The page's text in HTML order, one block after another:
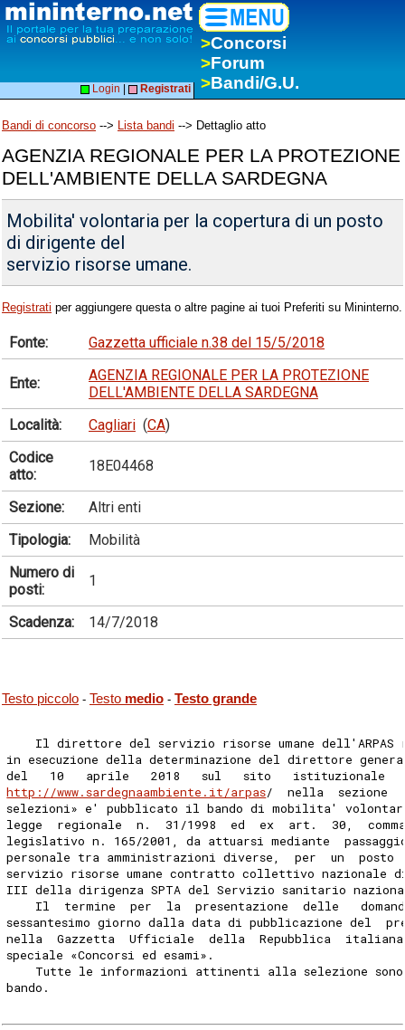
>Concorsi
>Forum
>Bandi/G.U.
Login Registrati
Bandi di concorso --> Lista bandi --> Dettaglio atto
AGENZIA REGIONALE PER LA PROTEZIONE
DELL'AMBIENTE DELLA SARDEGNA
Mobilita' volontaria per la copertura di un posto
di dirigente del
servizio risorse umane.
Registrati per aggiungere questa o altre pagine ai tuoi Preferiti su Mininterno.
Fonte: Gazzetta ufficiale n.38 del 15/5/2018
Ente:
AGENZIA REGIONALE PER LA PROTEZIONE
DELL'AMBIENTE DELLA SARDEGNA
Località:
Cagliari (CA)
Codice
atto:
18E04468
Sezione:
Altri enti
Tipologia:
Mobilità
Numero di
posti:
1
Scadenza: 14/7/2018
Testo piccolo - Testo medio - Testo grande
Il direttore del servizio risorse umane dell'ARPAS
in esecuzione della determinazione del direttore
del   10   aprile   2018   sul   sito   istituzionale
http://www.sardegnaambiente.it/arpas/  nella  sezione
selezioni» e' pubblicato il bando di mobilita'
legge  regionale  n.  31/1998  ed  ex  art.  30,
legislativo n. 165/2001, da attuarsi mediante
personale tra amministrazioni diverse,  per  un
servizio risorse umane contratto collettivo nazionale
III della dirigenza SPTA del Servizio sanitario
Il  termine  per  la  presentazione  delle
sessantesimo giorno dalla data di pubblicazione del
nella  Gazzetta  Ufficiale  della  Repubblica
speciale «Concorsi ed esami».
Tutte le informazioni attinenti alla selezione
bando.